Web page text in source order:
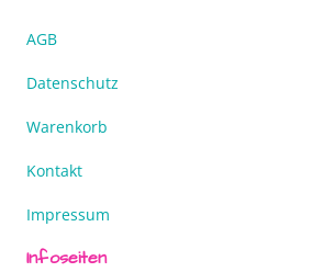
AGB
Datenschutz
Warenkorb
Kontakt
Impressum
Infoseiten